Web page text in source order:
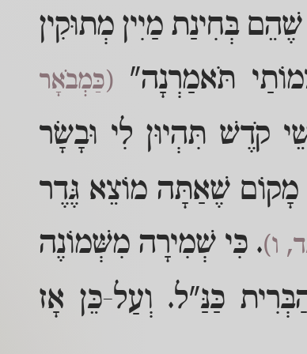
בְּחִינַת מַיִין מְתוּקִין
תֹּאמַרְנָה" (כַּמְבֹאָר
קֹדֶשׁ תִּהְיוּן לִי וּבָשָׂר
שֶׁאַתָּה מוֹצֵא גֶּדֶר
ו). כִּי שְׁמִירָה מִשְּׁמוֹנֶה
כַּנַּ"ל. וְעַל-כֵּן אָז